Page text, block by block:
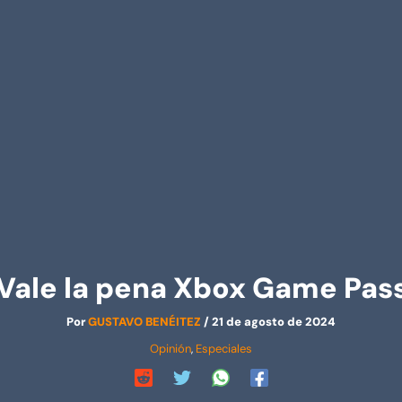
la pena Xbox Game
PorGUSTAVO BENÉITEZ /21 de agosto de 2024
Opinión, Especiales